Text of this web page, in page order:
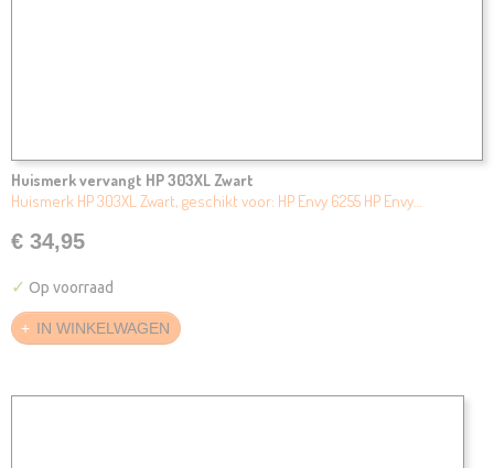
Huismerk vervangt HP 303XL Zwart
Huismerk HP 303XL Zwart, geschikt voor: HP Envy 6255 HP Envy…
€ 34,95
✓ Op voorraad
IN WINKELWAGEN